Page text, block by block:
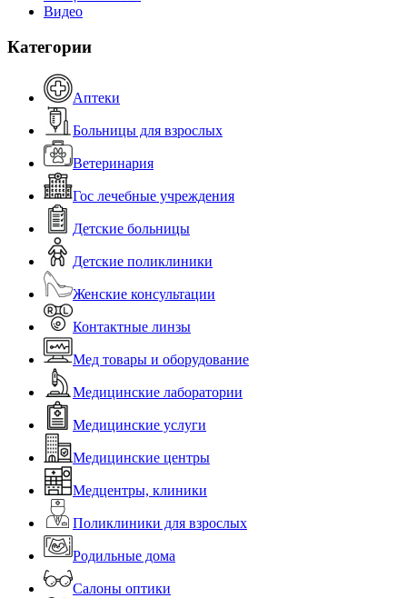
Видео
Категории
Аптеки
Больницы для взрослых
Ветеринария
Гос лечебные учреждения
Детские больницы
Детские поликлиники
Женские консультации
Контактные линзы
Мед товары и оборудование
Медицинские лаборатории
Медицинские услуги
Медицинские центры
Медцентры, клиники
Поликлиники для взрослых
Родильные дома
Салоны оптики